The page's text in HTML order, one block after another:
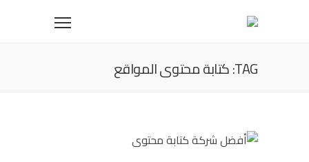
TAG: كتابة محتوى المواقع